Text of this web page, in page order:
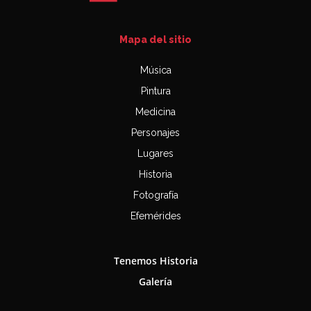
Mapa del sitio
Música
Pintura
Medicina
Personajes
Lugares
Historia
Fotografía
Efemérides
Tenemos Historia
Galería